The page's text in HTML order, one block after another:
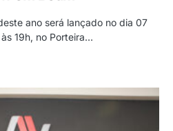
ano será lançado no dia 07
19h, no Porteira…